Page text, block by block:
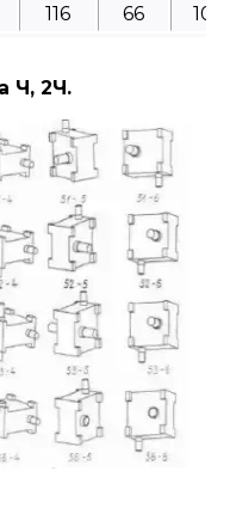
116 66 10
Ч, 2Ч.